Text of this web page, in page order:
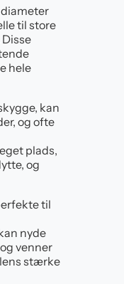
til store
hele
kan
og ofte
plads,
og
til
nyde
venner
stærke